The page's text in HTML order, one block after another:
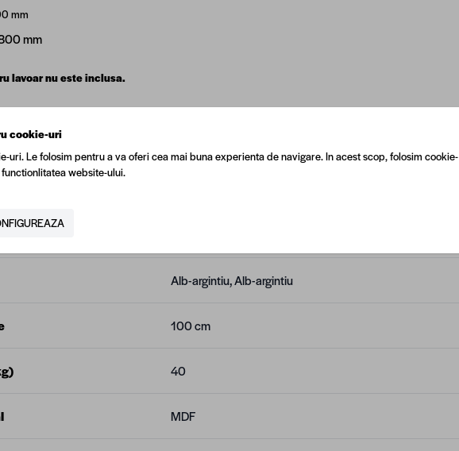
mm
mm
lavoar nu este inclusa.
Alb-argintiu, Alb-argintiu
100 cm
40
MDF
cookie-uri
uri. Le folosim pentru a va oferi cea mai buna experienta de navigare. In acest scop, folosim cookie-
website-ului.